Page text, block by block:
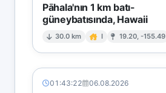
Pāhala'nın 1 km batı-
güneybatısında, Hawaii
30.0 km I 19.20, -155.49
01:43:22 06.08.2026